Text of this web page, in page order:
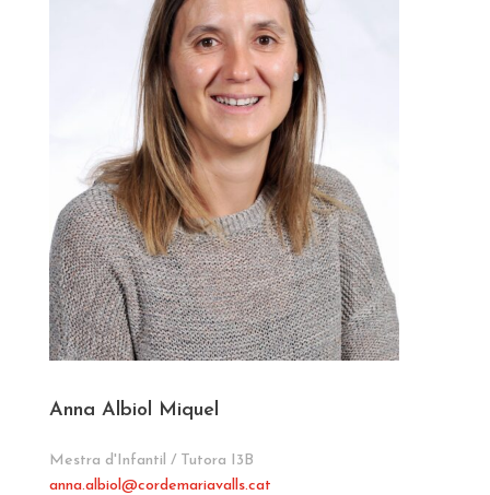
Anna Albiol Miquel
Mestra d'Infantil / Tutora I3B
anna.albiol @cordemariavalls.cat